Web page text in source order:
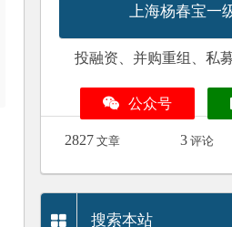
上海杨春宝一
投融资、并购重组、私
公众号
2827 文章 3 评论
搜索本站